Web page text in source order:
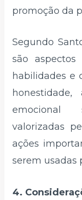
promoção da
Segundo
são
habilidades e
emocional
valorizadas
ações
serem usadas
4.